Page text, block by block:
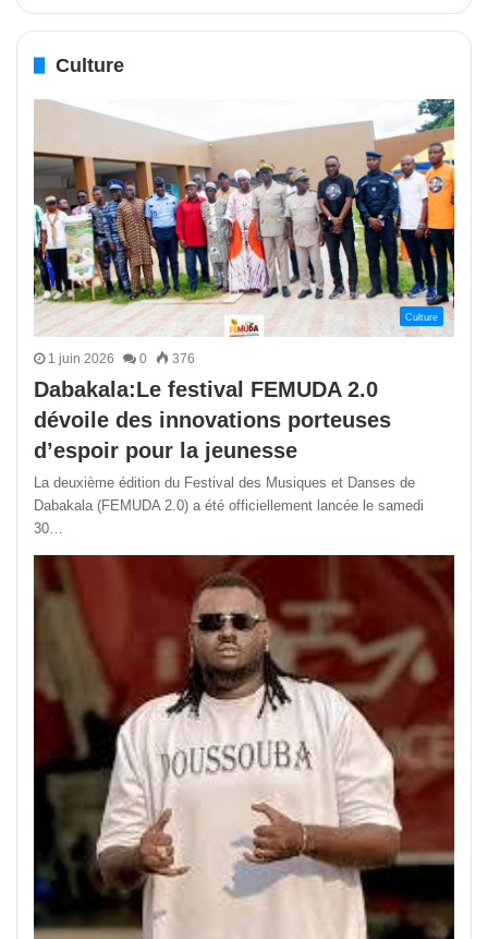
Culture
Culture
1 juin 2026 0 376
Dabakala:Le festival FEMUDA 2.0
dévoile des innovations porteuses
d’espoir pour la jeunesse
La deuxième édition du Festival des Musiques et Danses de
Dabakala (FEMUDA 2.0) a été officiellement lancée le samedi
30…